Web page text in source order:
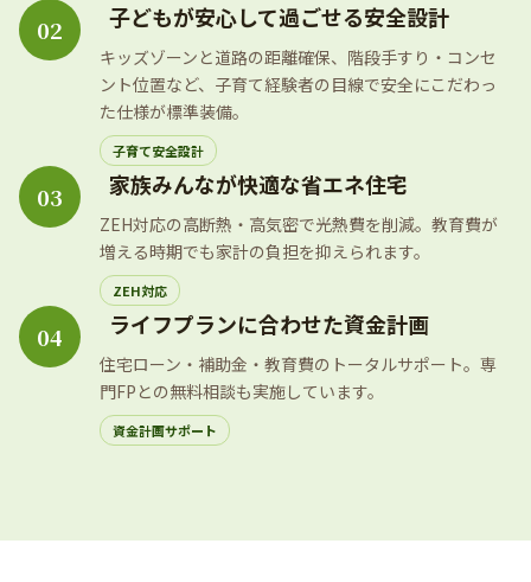
02 子どもが安心して過ごせる安全設計
キッズゾーンと道路の距離確保、階段手すり・コンセ
ント位置など、子育て経験者の目線で安全にこだわっ
た仕様が標準装備。
子育て安全設計
03 家族みんなが快適な省エネ住宅
ZEH対応の高断熱・高気密で光熱費を削減。教育費が
増える時期でも家計の負担を抑えられます。
ZEH対応
04 ライフプランに合わせた資金計画
住宅ローン・補助金・教育費のトータルサポート。専
門FPとの無料相談も実施しています。
資金計画サポート